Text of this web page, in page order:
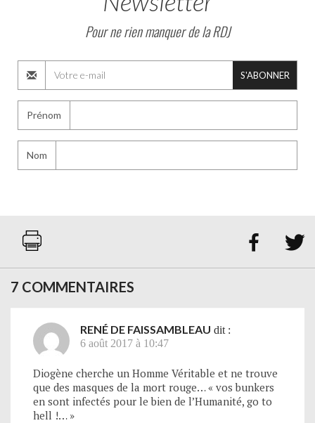
Pour ne rien manquer de la RDJ
S'ABONNER
Prénom
Nom
 
7 COMMENTAIRES
RENÉ DE FAISSAMBLEAU dit :
6 août 2017 à 10:47
Diogène cherche un Homme Véritable et ne trouve
que des masques de la mort rouge… « vos bunkers
en sont infectés pour le bien de l’Humanité, go to
hell !… »